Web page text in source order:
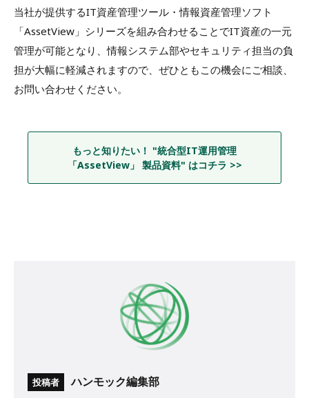
当社が提供するIT資産管理ツール・情報資産管理ソフト
「AssetView」シリーズを組み合わせることでIT資産の一元
管理が可能となり、情報システム部やセキュリティ担当の負
担が大幅に軽減されますので、ぜひともこの機会にご相談、
お問い合わせください。
もっと知りたい！ "統合型IT運用管理
「AssetView」 製品資料" はコチラ >>
投稿者 ハンモック編集部